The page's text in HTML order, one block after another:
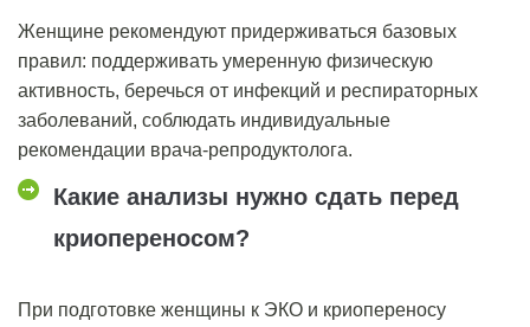
Женщине рекомендуют придерживаться базовых
правил: поддерживать умеренную физическую
активность, беречься от инфекций и респираторных
заболеваний, соблюдать индивидуальные
рекомендации врача-репродуктолога.
Какие анализы нужно сдать перед
криопереносом?
При подготовке женщины к ЭКО и криопереносу